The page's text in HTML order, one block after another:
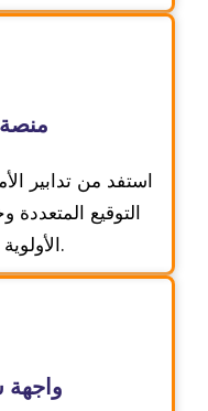
استفد من تدابير
التوقيع المتعددة
الأولوية لحماية استثماراتك.
واجهة